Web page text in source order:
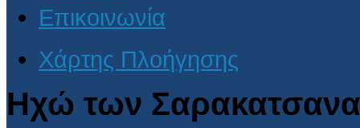
Επικοινωνία
Χάρτης Πλοήγησης
Ηχώ των